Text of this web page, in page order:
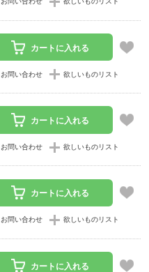
カートに入れる
お問い合わせ 欲しいものリスト
カートに入れる
お問い合わせ 欲しいものリスト
カートに入れる
お問い合わせ 欲しいものリスト
カートに入れる